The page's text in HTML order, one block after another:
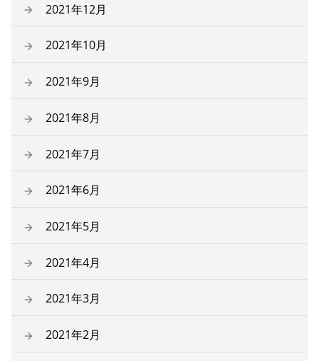
2021年12月
2021年10月
2021年9月
2021年8月
2021年7月
2021年6月
2021年5月
2021年4月
2021年3月
2021年2月